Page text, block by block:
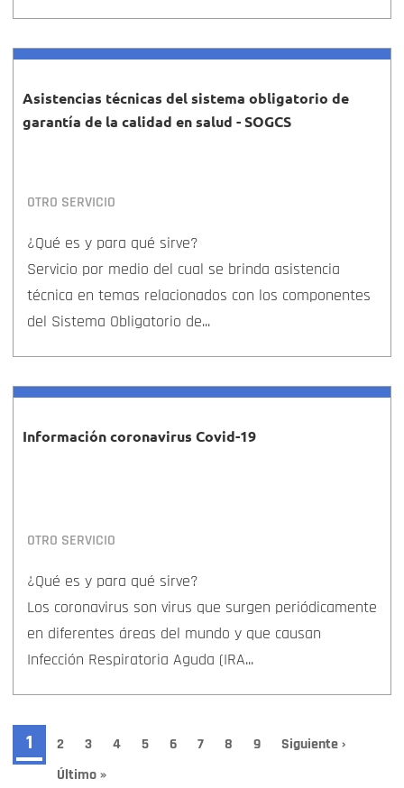
Asistencias técnicas del sistema obligatorio de
garantía de la calidad en salud - SOGCS
OTRO SERVICIO
¿Qué es y para qué sirve?
Servicio por medio del cual se brinda asistencia
técnica en temas relacionados con los componentes
del Sistema Obligatorio de...
Información coronavirus Covid-19
OTRO SERVICIO
¿Qué es y para qué sirve?
Los coronavirus son virus que surgen periódicamente
en diferentes áreas del mundo y que causan
Infección Respiratoria Aguda (IRA...
Paginación
Página
actual
1 Page
2 Page
3 Page
4 Page
5 Page
6 Page
7 Page
8 Page
9
Siguiente
Siguiente ›
Última
Último »